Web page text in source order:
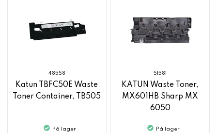
48558
Katun TBFC50E Waste
Toner Container, TB505
På lager
51581
KATUN Waste Toner,
MX601HB Sharp MX
6050
På lager